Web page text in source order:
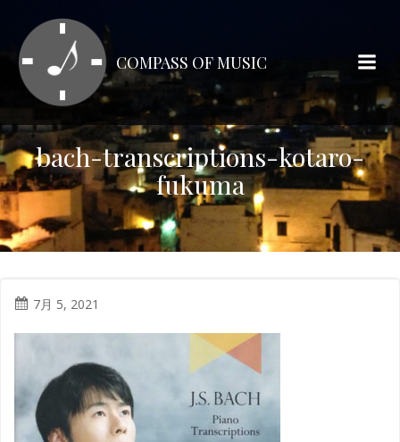
テ
ン
ツ
ス
キ
ッ
プ
COMPASS OF MUSIC
bach-transcriptions-kotaro-
fukuma
7月 5, 2021